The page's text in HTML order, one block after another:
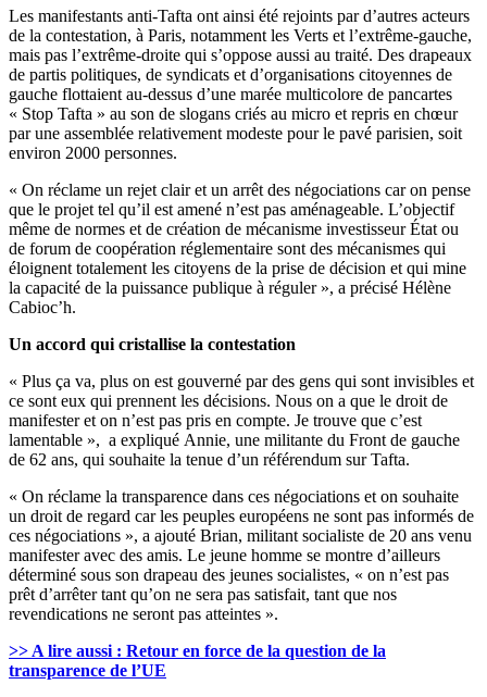
Les manifestants anti-Tafta ont ainsi été rejoints par d’autres acteurs
de la contestation, à Paris, notamment les Verts et l’extrême-gauche,
mais pas l’extrême-droite qui s’oppose aussi au traité. Des drapeaux
de partis politiques, de syndicats et d’organisations citoyennes de
gauche flottaient au-dessus d’une marée multicolore de pancartes
« Stop Tafta » au son de slogans criés au micro et repris en chœur
par une assemblée relativement modeste pour le pavé parisien, soit
environ 2000 personnes.
« On réclame un rejet clair et un arrêt des négociations car on pense
que le projet tel qu’il est amené n’est pas aménageable. L’objectif
même de normes et de création de mécanisme investisseur État ou
de forum de coopération réglementaire sont des mécanismes qui
éloignent totalement les citoyens de la prise de décision et qui mine
la capacité de la puissance publique à réguler », a précisé Hélène
Cabioc’h.
Un accord qui cristallise la contestation
« Plus ça va, plus on est gouverné par des gens qui sont invisibles et
ce sont eux qui prennent les décisions. Nous on a que le droit de
manifester et on n’est pas pris en compte. Je trouve que c’est
lamentable », a expliqué Annie, une militante du Front de gauche
de 62 ans, qui souhaite la tenue d’un référendum sur Tafta.
« On réclame la transparence dans ces négociations et on souhaite
un droit de regard car les peuples européens ne sont pas informés de
ces négociations », a ajouté Brian, militant socialiste de 20 ans venu
manifester avec des amis. Le jeune homme se montre d’ailleurs
déterminé sous son drapeau des jeunes socialistes, « on n’est pas
prêt d’arrêter tant qu’on ne sera pas satisfait, tant que nos
revendications ne seront pas atteintes ».
>> A lire aussi : Retour en force de la question de la
transparence de l’UE